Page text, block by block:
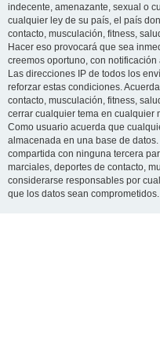
indecente, amenazante, sexual o
cualquier ley de su país, el país
contacto, musculación, fitness,
Hacer eso provocará que sea
creemos oportuno, con
Las direcciones IP de todos los
reforzar estas condiciones.
contacto, musculación, fitness,
cerrar cualquier tema en cualquier
Como usuario acuerda que
almacenada en una base de
compartida con ninguna tercera
marciales, deportes de contacto,
considerarse responsables por
que los datos sean comprometidos.